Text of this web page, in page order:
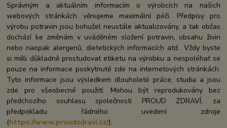
Správným a aktuálním informacím o výrobcích na našich
webových stránkách věnujeme maximální péči. Předpisy pro
výrobu potravin jsou bohužel neustále aktualizovány, a tak občas
dochází ke změnám v uváděném složení potravin, obsahu živin
nebo naopak alergenů, dietetických informacích atd.. Vždy byste
si měli důkladně prostudovat etiketu na výrobku a nespoléhat se
pouze na informace poskytnuté zde na internetových stránkách.
Tyto informace jsou výsledkem dlouholeté práce, studia a jsou
zde pro všeobecné použití. Mohou být reprodukovány bez
předchozího souhlasu společnosti PROUD ZDRAVÍ, za
předpokladu řádného uvedení zdroje
(https://www.proudzdravi.cz/).